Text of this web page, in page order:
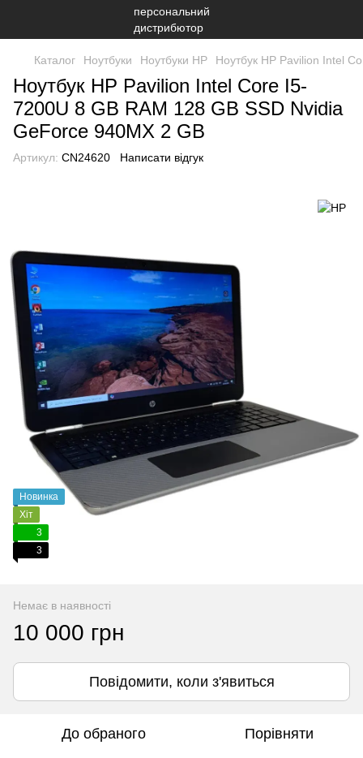
Каталог Ноутбуки Ноутбуки HP Ноутбук HP Pavilion Intel
Ноутбук HP Pavilion Intel Core I5-
7200U 8 GB RAM 128 GB SSD Nvidia
GeForce 940MX 2 GB
Артикул: CN24620 Написати відгук
Новинка
Хіт
3
3
Немає в наявності
10 000 грн
Повідомити, коли з'явиться
До обраного Порівняти